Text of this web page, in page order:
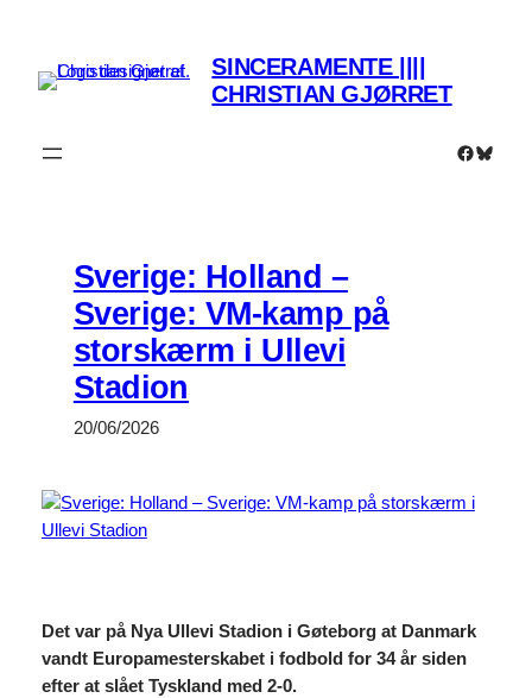
indhold
SINCERAMENTE ||||
CHRISTIAN GJØRRET
Sverige: Holland –
Sverige: VM-kamp på
storskærm i Ullevi
Stadion
20/06/2026
Det var på Nya Ullevi Stadion i Gøteborg at Danmark
vandt Europamesterskabet i fodbold for 34 år siden
efter at slået Tyskland med 2-0.